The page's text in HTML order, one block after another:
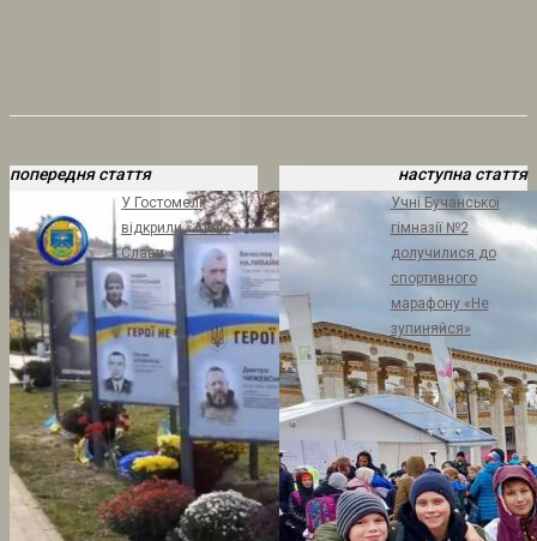
попередня стаття
У Гостомелі
відкрили «Алею
Слави»
наступна стаття
Учні Бучанської
гімназії №2
долучилися до
спортивного
марафону «Не
зупиняйся»